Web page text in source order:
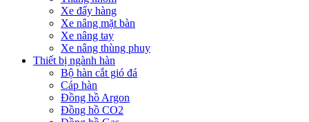
Xe đẩy hàng
Xe nâng mặt bàn
Xe nâng tay
Xe nâng thùng phuy
Thiết bị ngành hàn
Bộ hàn cắt gió đá
Cáp hàn
Đồng hồ Argon
Đồng hồ CO2